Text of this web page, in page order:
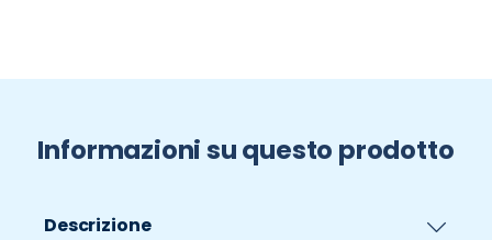
Informazioni su questo prodotto
Descrizione